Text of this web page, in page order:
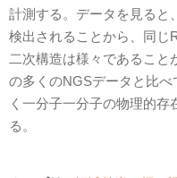
計測する。データを見ると
検出されることから、同じ
二次構造は様々であること
の多くのNGSデータと比
く一分子一分子の物理的
る。